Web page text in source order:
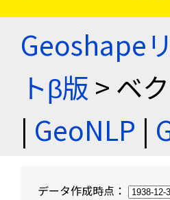
Geoshape
トβ版 > ベ
| GeoNLP |
データ作成時点：